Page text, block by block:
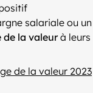
salariale ou un
de la valeurà leurs
de la valeur 2023